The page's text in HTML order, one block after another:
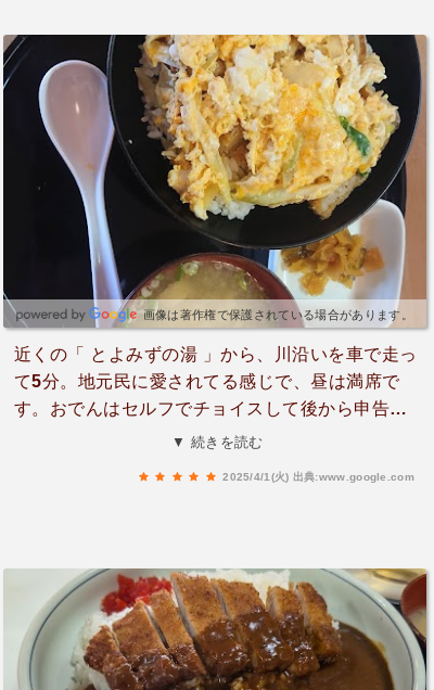
混んどったらどかしょ～と心配していたのでホ
ッ。ちゃんぽん500円をいただきました。目の前
に置かれたちゃんぽん、カレーの香り広がってわ
くわく度高まる～！いただきま～す。もりもり野
菜の食感が嬉しいしカレー味がアクセントになっ
て止まらぬ食欲♪ボリューム満点でワンコインと嬉
しいですネ。また、他のメニューも気になるので
出かけたいなぁ～。ごちそうさまでした。
画像は著作権で保護されている場合があります。
近くの「 とよみずの湯 」から、川沿いを車で走っ
て5分。地元民に愛されてる感じで、昼は満席で
す。おでんはセルフでチョイスして後から申告制
で精算。今回は、ちゃんぽんを注文しました。美
▼ 続きを読む
2025/4/1(火) 出典:www.google.com